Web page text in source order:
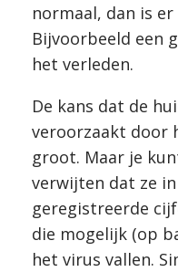
normaal, dan is
Bijvoorbeeld een
het verleden.
De kans dat de
veroorzaakt door
groot. Maar je
verwijten dat ze
geregistreerde
die mogelijk (op
het virus vallen.